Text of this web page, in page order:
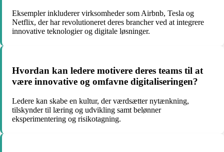
Eksempler inkluderer virksomheder som Airbnb, Tesla og
Netflix, der har revolutioneret deres brancher ved at integrere
innovative teknologier og digitale løsninger.
Hvordan kan ledere motivere deres teams til at
være innovative og omfavne digitaliseringen?
Ledere kan skabe en kultur, der værdsætter nytænkning,
tilskynder til læring og udvikling samt belønner
eksperimentering og risikotagning.